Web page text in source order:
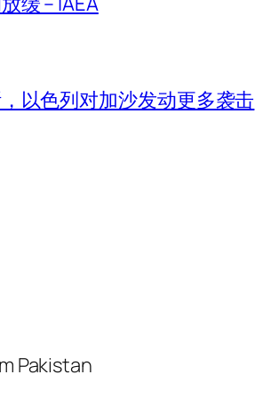
以色列对加沙发动更多袭击
Pakistan